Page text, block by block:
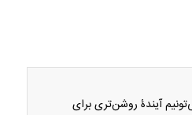
آیندۀ روشن‌تری برای